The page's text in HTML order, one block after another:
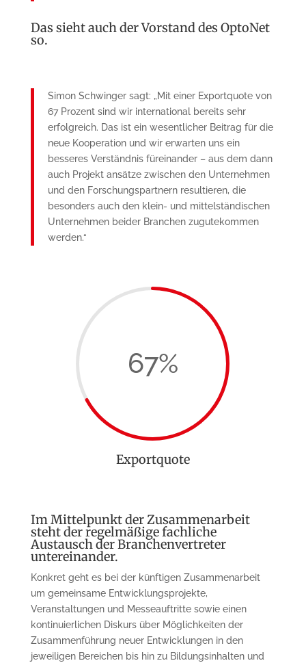
Das sieht auch der Vorstand des OptoNet
so.
Simon Schwinger sagt: „Mit einer Exportquote von
67 Prozent sind wir international bereits sehr
erfolgreich. Das ist ein wesentlicher Beitrag für die
neue Kooperation und wir erwarten uns ein
besseres Verständnis füreinander – aus dem dann
auch Projekt ansätze zwischen den Unternehmen
und den Forschungspartnern resultieren, die
besonders auch den klein- und mittelständischen
Unternehmen beider Branchen zugutekommen
werden.“
67%
Exportquote
Im Mittelpunkt der Zusammenarbeit
steht der regelmäßige fachliche
Austausch der Branchenvertreter
untereinander.
Konkret geht es bei der künftigen Zusammenarbeit
um gemeinsame Entwicklungsprojekte,
Veranstaltungen und Messeauftritte sowie einen
kontinuierlichen Diskurs über Möglichkeiten der
Zusammenführung neuer Entwicklungen in den
jeweiligen Bereichen bis hin zu Bildungsinhalten und